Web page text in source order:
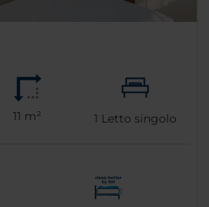
11 m² 1 Letto singolo